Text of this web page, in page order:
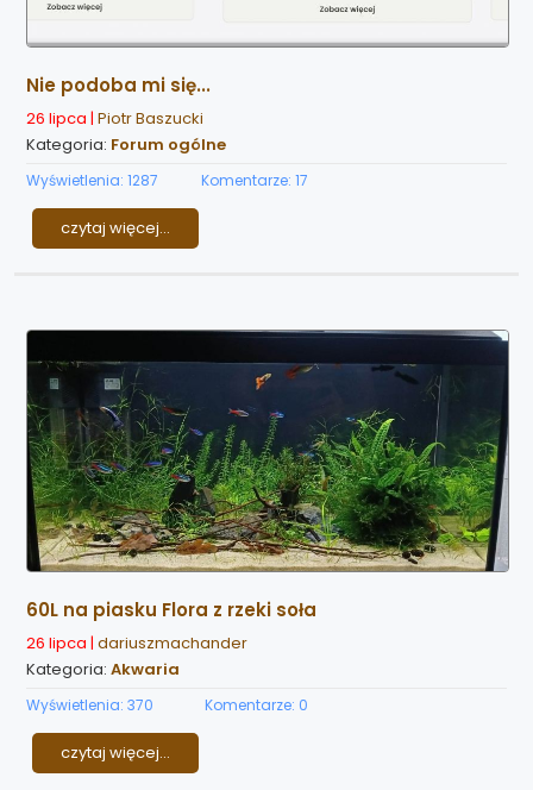
Nie podoba mi się...
26 lipca | Piotr Baszucki
Kategoria: Forum ogólne
Wyświetlenia: 1287 Komentarze: 17
czytaj więcej...
60L na piasku Flora z rzeki soła
26 lipca | dariuszmachander
Kategoria: Akwaria
Wyświetlenia: 370 Komentarze: 0
czytaj więcej...